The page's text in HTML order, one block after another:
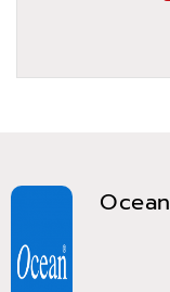
Ocean